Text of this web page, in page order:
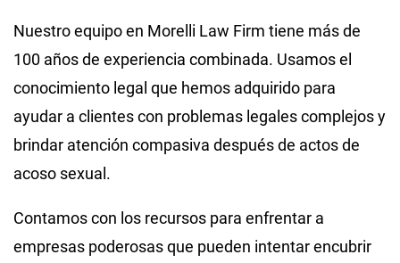
Nuestro equipo en Morelli Law Firm tiene más de
100 años de experiencia combinada. Usamos el
conocimiento legal que hemos adquirido para
ayudar a clientes con problemas legales complejos y
brindar atención compasiva después de actos de
acoso sexual.
Contamos con los recursos para enfrentar a
empresas poderosas que pueden intentar encubrir